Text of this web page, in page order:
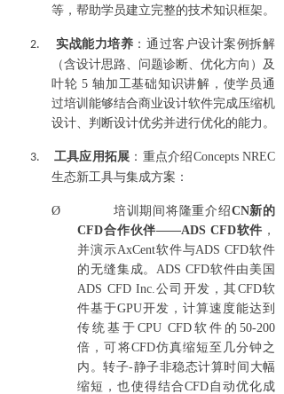
等 ，帮助学员建立完整的技术知识框架。
2. 实战能力培养 ：通过客户设计案例拆解
（含设计思路、问题诊断、优化方向）及
叶轮 5轴加工基础知识讲解， 使学员通
过培训能够结合商业设计软件完成压缩机
设计、判断设计优劣并进行优化的能力 。
3. 工具应用拓展 ：重点介绍Concepts NREC
生态新工具与集成方案 ：
Ø 培训期间将隆重介绍CN新的
CFD合作伙伴——ADS CFD软件 ，
并演示AxCent软件与ADS CFD软件
的无缝集成。ADS CFD软件由美国
ADS CFD Inc.公司开发，其CFD软
件基于GPU开发，计算速度能达到
传统基于CPU CFD 软件的50-200
倍，可 将CFD仿真缩短至几分钟之
内 。转子-静子非稳态计算时间大幅
缩短，也使得结合CFD自动优化成